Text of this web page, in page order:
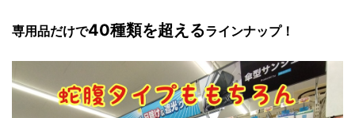
専用品だけで40種類を超えるラインナップ！